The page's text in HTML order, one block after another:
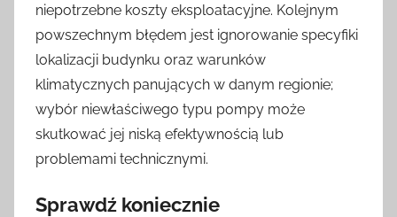
niepotrzebne koszty eksploatacyjne. Kolejnym
powszechnym błędem jest ignorowanie specyfiki
lokalizacji budynku oraz warunków
klimatycznych panujących w danym regionie;
wybór niewłaściwego typu pompy może
skutkować jej niską efektywnością lub
problemami technicznymi.
Sprawdź koniecznie